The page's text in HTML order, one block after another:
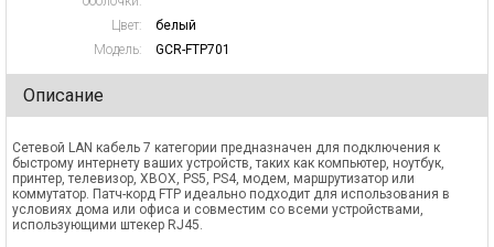
Цвет:
белый
Модель:
GCR-FTP701
Описание
Сетевой LAN кабель 7 категории предназначен для подключения к
быстрому интернету ваших устройств, таких как компьютер, ноутбук,
принтер, телевизор, XBOX, PS5, PS4, модем, маршрутизатор или
коммутатор. Патч-корд FTP идеально подходит для использования в
условиях дома или офиса и совместим со всеми устройствами,
использующими штекер RJ45.